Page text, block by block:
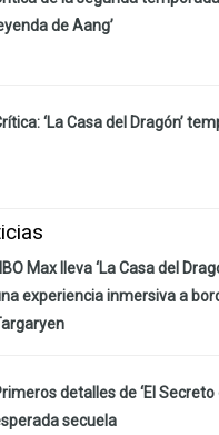
de Aang’
‘La Casa del Dragón’
Max lleva ‘La Casa del
experiencia inmersiva a
detalles de ‘El Secreto
secuela